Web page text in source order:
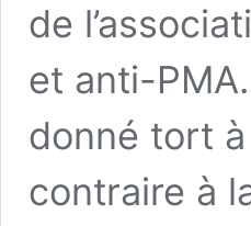
de
et anti-
donné tort à
contraire à